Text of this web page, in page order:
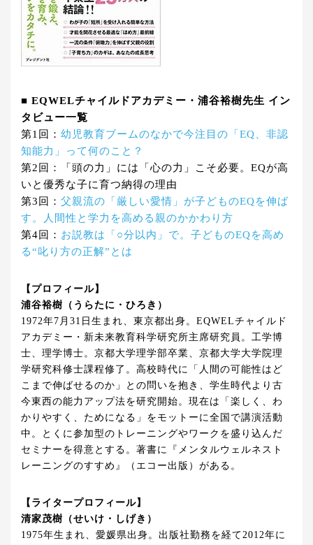
■ EQWELチャイルドアカデミー・浦谷裕樹先生 イン
タビュー一覧
第1回： 幼児教育ブームのなかで今注目の「EQ、非認
知能力」って何のこと？
第2回：「頭の力」には「心の力」こそ必要。EQが高
いと優秀な子に育つ納得の理由
第3回： 父親流の「厳しい愛情」が子どものEQを伸ば
す。人間性と学力を高める親のかかわり方
第4回： お説教は「○分以内」で。子どものEQを高め
る“叱り方の正解”とは
【プロフィール】
浦谷裕樹（うらたに・ひろき）
1972年7月31日生まれ、東京都出身。EQWELチャイルド
アカデミー・新未来教育科学研究所主席研究員。工学博
士、理学博士。京都大学理学部卒業、京都大学大学院理
学研究科修士課程修了。高校時代に「人間の可能性はど
こまで伸ばせるのか」との問いを抱き、学生時代より古
今東西の能力アップ法を研究開始。現在は「楽しく、わ
かりやすく、ためになる」をモットーに全国で講演活動
中。とくに参加型のトレーニングやワークを盛り込んだ
セミナーを得意とする。著書に『メンタルウェルネスト
レーニングのすすめ』（エコー出版）がある。
【ライタープロフィール】
清家茂樹（せいけ・しげき）
1975年生まれ、愛媛県出身。出版社勤務を経て2012年に